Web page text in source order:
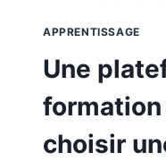
APPRENTISSAGE
Une
formation
choisir